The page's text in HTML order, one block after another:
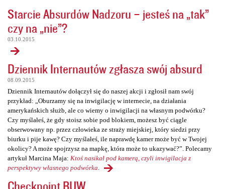
Starcie Absurdów Nadzoru – jesteś na „tak”
czy na „nie”?
03.10.2015
Dziennik Internautów zgłasza swój absurd
08.09.2015
Dziennik Internautów dołączył się do naszej akcji i zgłosił nam swój
przykład: „Oburzamy się na inwigilację w internecie, na działania
amerykańskich służb, ale co wiemy o inwigilacji na własnym podwórku?
Czy myślałeś, że gdy stoisz sobie pod blokiem, możesz być ciągle
obserwowany np. przez człowieka ze straży miejskiej, który siedzi przy
biurku i pije kawę? Czy myślałeś, ile naprawdę kamer może być w Twojej
okolicy? A może spojrzysz na mapkę, która może to ukazywać?”. Polecamy
artykuł Marcina Maja: Ktoś nasikał pod kamerą, czyli inwigilacja z
perspektywy własnego podwórka
Checkpoint BUW